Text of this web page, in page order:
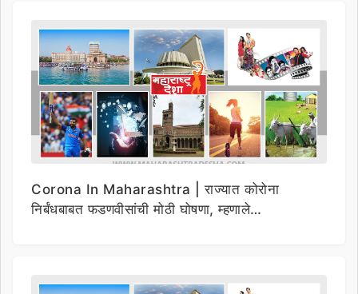
Corona In Maharashtra | राज्यात कोरोना
निर्बंधबाबत फडणवीसांची मोठी घोषणा, म्हणाले…